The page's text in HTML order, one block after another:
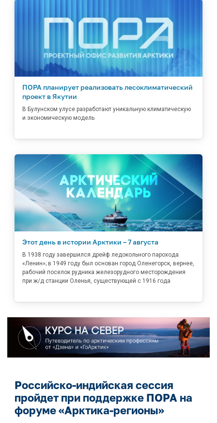
ПОРА планирует реализовать лесоклиматический
проект в Якутии
В Булунском улусе разработают уникальную климатическую
и экономическую модель
Этот день в истории Арктики – 7 августа
В 1938 году завершился дрейф ледокольного парохода
«Ленин»; в 1949 году был основан город Оленегорск, вернее,
рабочий поселок рудника железорудного месторождения
при ж/д станции Оленья, существующей с 1916 года
Российско-индийская сессия
пройдет при поддержке ПОРА на
форуме «Арктика-регионы»